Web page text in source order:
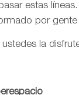
estas
por
la